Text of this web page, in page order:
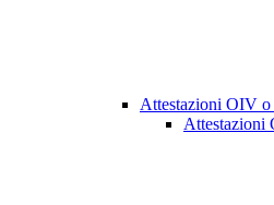
Attestazioni OIV o
Attestazioni